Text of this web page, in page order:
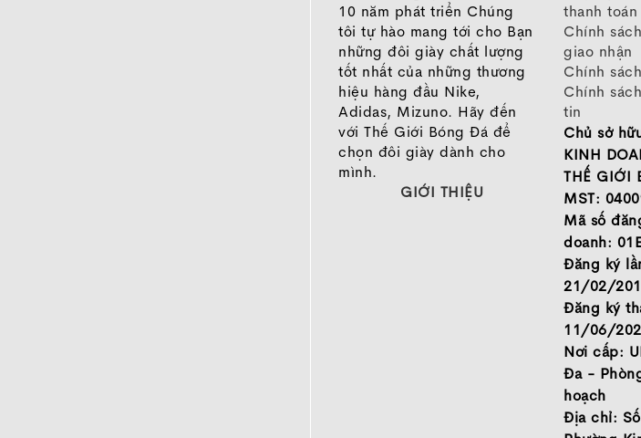
10 năm phát triển Chúng
tôi tự hào mang tới cho Bạn
những đôi giày chất lượng
tốt nhất của những thương
hiệu hàng đầu Nike,
Adidas, Mizuno. Hãy đến
với Thế Giới Bóng Đá để
chọn đôi giày dành cho
mình.
GIỚI THIỆU
thanh toán
Chính
giao nhận
Chính
Chính
tin
Chủ sở
KINH
THẾ GIỚI
MST:
Mã số
doanh:
Đăng ký
21/02/
Đăng ký
11/06/
Nơi cấp:
Đa -
hoạch
Địa chỉ: